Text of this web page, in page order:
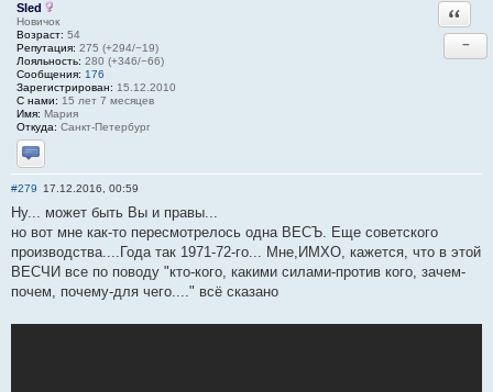
Sled
Новичок
Возраст: 54
Репутация: 275 (+294/−19)
Лояльность: 280 (+346/−66)
Сообщения: 176
Зарегистрирован: 15.12.2010
С нами: 15 лет 7 месяцев
Имя: Мария
Откуда: Санкт-Петербург
Отправить личное сообщение
−
#279 17.12.2016, 00:59
Ну... может быть Вы и правы...
но вот мне как-то пересмотрелось одна ВЕСЪ. Еще советского
производства....Года так 1971-72-го... Мне,ИМХО, кажется, что в этой
ВЕСЧИ все по поводу "кто-кого, какими силами-против кого, зачем-
почем, почему-для чего...." всё сказано